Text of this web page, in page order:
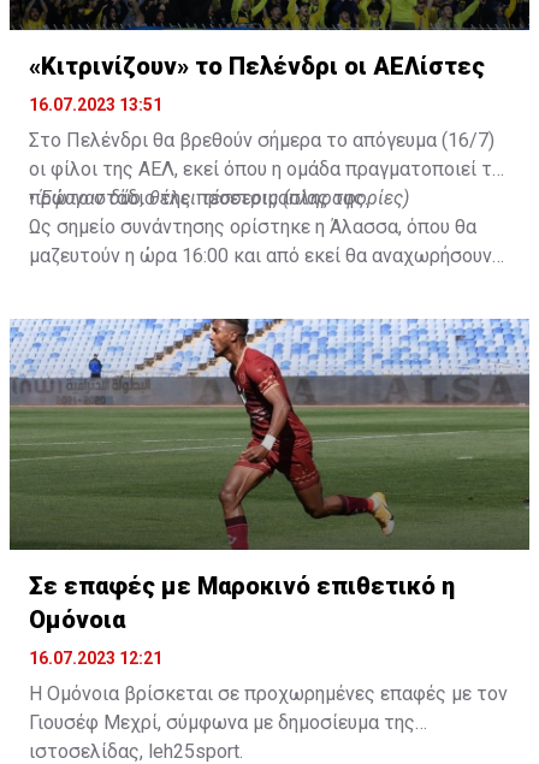
«Κιτρινίζουν» το Πελένδρι οι ΑΕΛίστες
16.07.2023 13:51
Στο Πελένδρι θα βρεθούν σήμερα το απόγευμα (16/7)
οι φίλοι της ΑΕΛ, εκεί όπου η ομάδα πραγματοποιεί το
πρώτο στάδιο της προετοιμασίας της.
•Έφυγαν δύο, θέλει τέσσερις (πληροφορίες)
Ως σημείο συνάντησης ορίστηκε η Άλασσα, όπου θα
μαζευτούν η ώρα 16:00 και από εκεί θα αναχωρήσουν
της ομάδας.
Σε επαφές με Μαροκινό επιθετικό η
Ομόνοια
16.07.2023 12:21
Η Ομόνοια βρίσκεται σε προχωρημένες επαφές με τον
Γιουσέφ Μεχρί, σύμφωνα με δημοσίευμα της
ιστοσελίδας, leh25sport.